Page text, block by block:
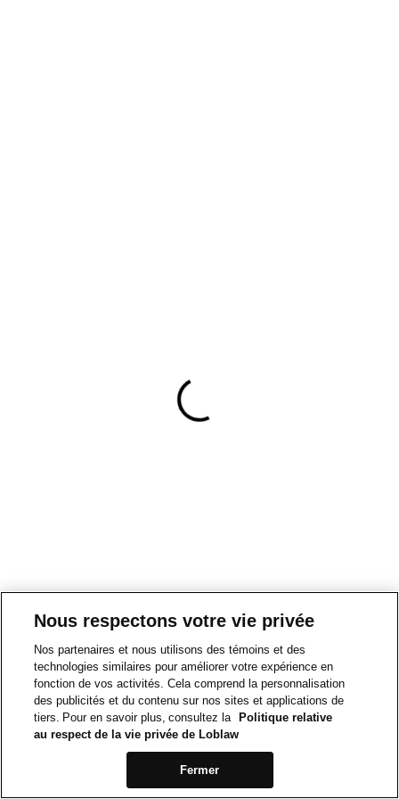
Nous respectons votre vie privée
Nos partenaires et nous utilisons des témoins et des
technologies similaires pour améliorer votre expérience en
fonction de vos activités. Cela comprend la personnalisation
des publicités et du contenu sur nos sites et applications de
tiers. Pour en savoir plus, consultez la
Politique relative
au respect de la vie privée de Loblaw
Fermer